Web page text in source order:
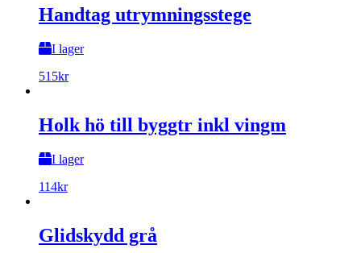
Handtag utrymningsstege
I lager
515kr
Holk hö till byggtr inkl vingm
I lager
114kr
Glidskydd grå